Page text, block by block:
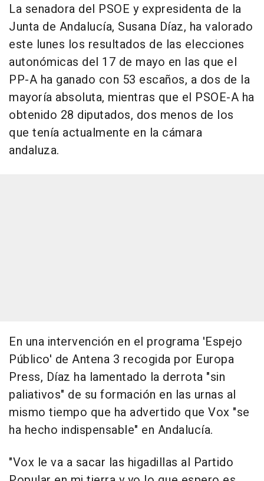
La senadora del PSOE y expresidenta de la
Junta de Andalucía, Susana Díaz, ha valorado
este lunes los resultados de las elecciones
autonómicas del 17 de mayo en las que el
PP-A ha ganado con 53 escaños, a dos de la
mayoría absoluta, mientras que el PSOE-A ha
obtenido 28 diputados, dos menos de los
que tenía actualmente en la cámara
andaluza.
En una intervención en el programa 'Espejo
Público' de Antena 3 recogida por Europa
Press, Díaz ha lamentado la derrota "sin
paliativos" de su formación en las urnas al
mismo tiempo que ha advertido que Vox "se
ha hecho indispensable" en Andalucía.
"Vox le va a sacar las higadillas al Partido